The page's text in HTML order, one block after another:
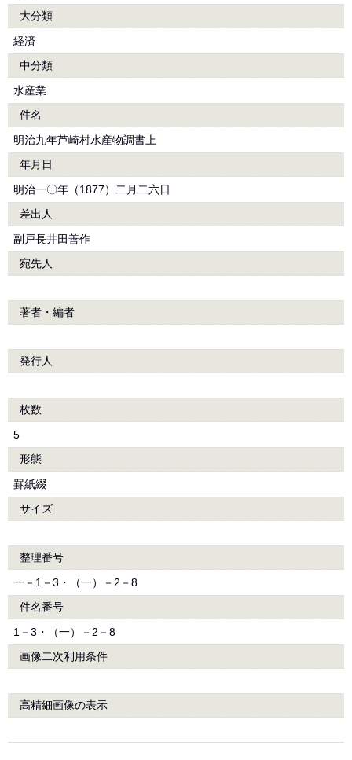
大分類
経済
中分類
水産業
件名
明治九年芦崎村水産物調書上
年月日
明治一〇年（1877）二月二六日
差出人
副戸長井田善作
宛先人
著者・編者
発行人
枚数
5
形態
罫紙綴
サイズ
整理番号
一－1－3・（一）－2－8
件名番号
1－3・（一）－2－8
画像二次利用条件
高精細画像の表示